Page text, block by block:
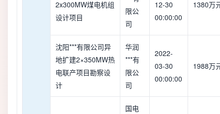
2x300MW煤电机组
设计项目
限公
司
12-30
00:00:00
1380万
沈阳***有限公司异
地扩建2×350MW热
电联产项目勘察设
计
华润
***有
限公
司
2022-
03-30
00:00:00
1988万
国电